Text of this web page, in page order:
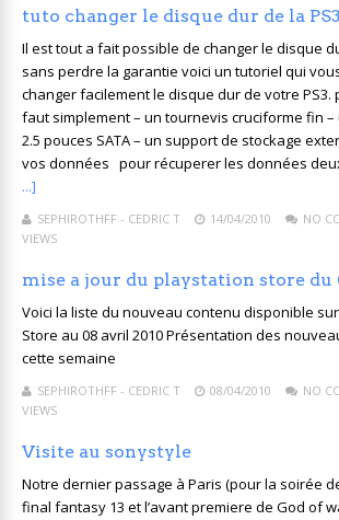
tuto changer le disque dur de la PS3
Il est tout a fait possible de changer le disque
sans perdre la garantie voici un tutoriel qui
changer facilement le disque dur de votre PS3.
faut simplement – un tournevis cruciforme fin
2.5 pouces SATA – un support de stockage
vos données pour récuperer les données
...]
SEPHIROTHFF - CEDRIC T 14/04/2010 NO
VIEWS
mise a jour du playstation store du
Voici la liste du nouveau contenu disponible
Store au 08 avril 2010 Présentation des
cette semaine
SEPHIROTHFF - CEDRIC T 08/04/2010 NO
VIEWS
Visite au sonystyle
Notre dernier passage à Paris (pour la soirée
final fantasy 13 et l’avant premiere de God of